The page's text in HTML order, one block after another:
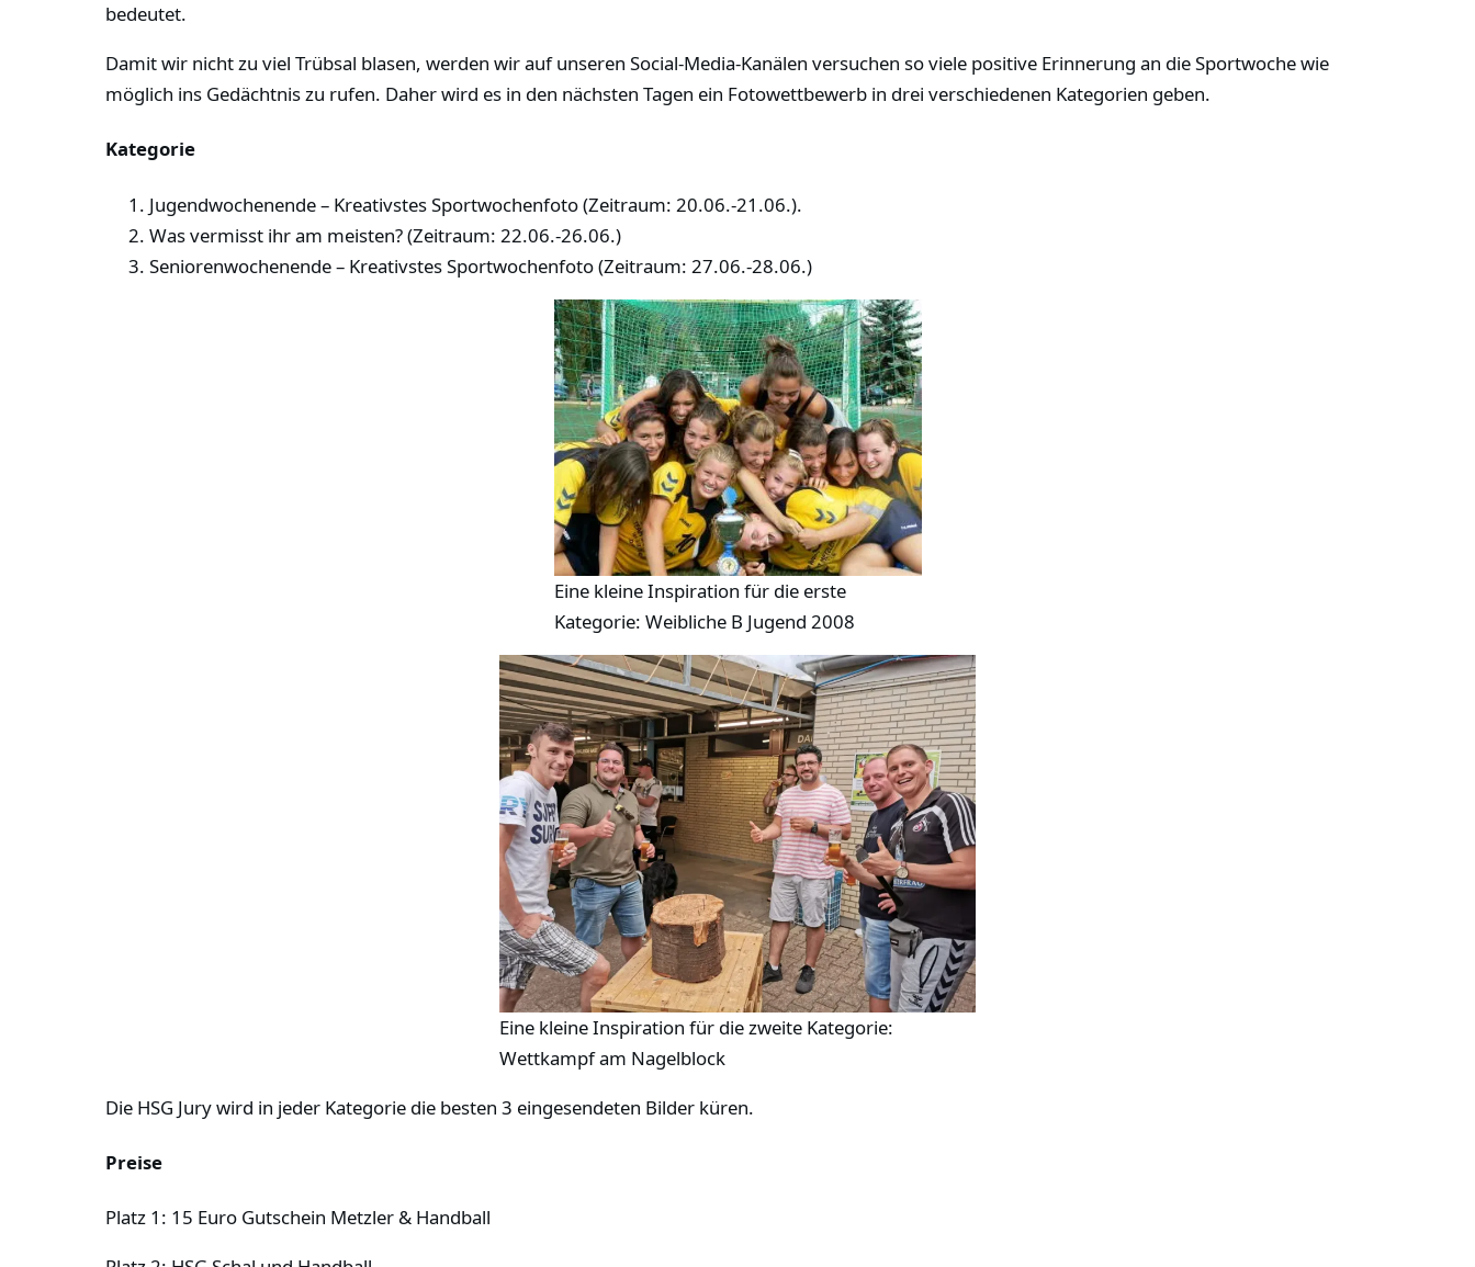
bedeutet.
Damit wir nicht zu viel Trübsal blasen, werden wir auf unseren Social-Media-Kanälen versuchen so viele positive Erinnerung an die Sportwoche wie
möglich ins Gedächtnis zu rufen. Daher wird es in den nächsten Tagen ein Fotowettbewerb in drei verschiedenen Kategorien geben.
Kategorie
Jugendwochenende – Kreativstes Sportwochenfoto (Zeitraum: 20.06.-21.06.).
Was vermisst ihr am meisten? (Zeitraum: 22.06.-26.06.)
Seniorenwochenende – Kreativstes Sportwochenfoto (Zeitraum: 27.06.-28.06.)
Eine kleine Inspiration für die erste
Kategorie: Weibliche B Jugend 2008
Eine kleine Inspiration für die zweite Kategorie:
Wettkampf am Nagelblock
Die HSG Jury wird in jeder Kategorie die besten 3 eingesendeten Bilder küren.
Preise
Platz 1: 15 Euro Gutschein Metzler & Handball